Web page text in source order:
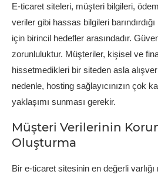
E-ticaret siteleri, müşteri bilgileri,
veriler gibi hassas bilgileri
için birincil hedefler arasındadır.
zorunluluktur. Müşteriler, kişisel ve
hissetmedikleri bir siteden asla
nedenle, hosting sağlayıcınızın çok
yaklaşımı sunması gerekir.
Müşteri Verilerinin
Oluşturma
Bir e-ticaret sitesinin en değerli